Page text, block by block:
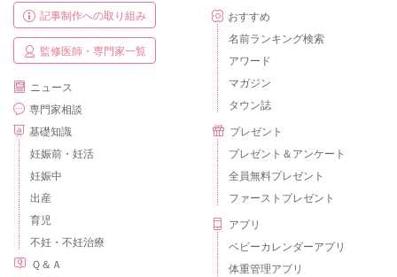
記事制作への取り組み
監修医師・専門家一覧
ニュース
専門家相談
基礎知識
妊娠前・妊活
妊娠中
出産
育児
不妊・不妊治療
Ｑ＆Ａ
おすすめ
名前ランキング検索
アワード
マガジン
タウン誌
プレゼント
プレゼント＆アンケート
全員無料プレゼント
ファーストプレゼント
アプリ
ベビーカレンダーアプリ
体重管理アプリ